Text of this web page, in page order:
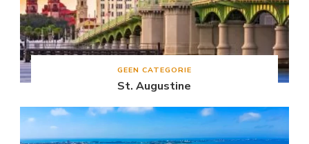
GEEN CATEGORIE
St. Augustine